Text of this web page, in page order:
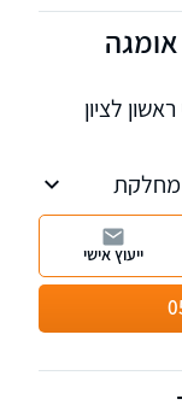
לציון
מחלקת
ומחלקה
מכר,
ובניה,
עוסק
ייעוץ אישי